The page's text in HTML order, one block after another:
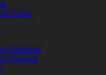
Freio
Dianteiro
Traseira